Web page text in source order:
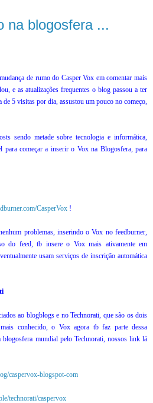
na blogosfera ...
de rumo do Casper Vox em comentar mais
e as atualizações frequentes o blog passou a ter
5 visitas por dia, assustou um pouco no começo,
sendo metade sobre tecnologia e informática,
para começar a inserir o Vox na Blogosfera, para
CasperVox !
problemas, inserindo o Vox no feedburner,
do feed, tb insere o Vox mais ativamente em
usam serviços de inscrição automática
ao blogblogs e no Technorati, que são os dois
conhecido, o Vox agora tb faz parte dessa
mundial pelo Technorati, nossos link lá
caspervox-blogspot-com
technorati/caspervox